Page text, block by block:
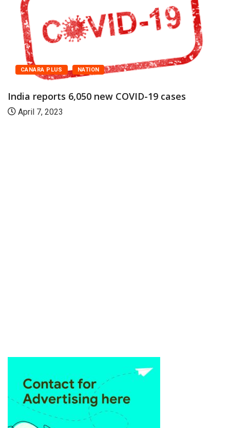
CANARA PLUS NATION
India reports 6,050 new COVID-19 cases
April 7, 2023